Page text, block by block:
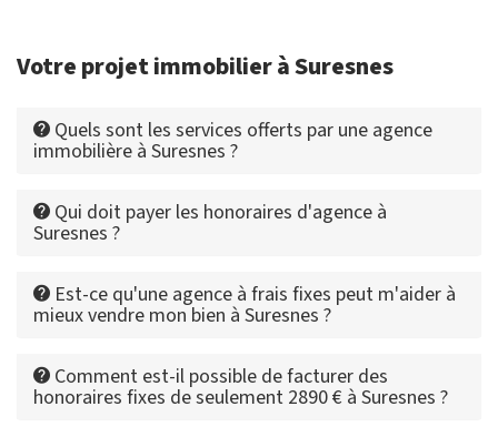
Votre projet immobilier à Suresnes
Quels sont les services offerts par une agence
immobilière à Suresnes ?
Qui doit payer les honoraires d'agence à
Suresnes ?
Est-ce qu'une agence à frais fixes peut m'aider à
mieux vendre mon bien à Suresnes ?
Comment est-il possible de facturer des
honoraires fixes de seulement 2890 € à Suresnes ?